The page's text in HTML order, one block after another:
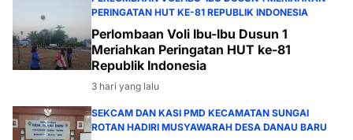
PERINGATAN HUT KE-81 REPUBLIK INDONESIA
Perlombaan Voli Ibu-Ibu Dusun 1
Meriahkan Peringatan HUT ke-81
Republik Indonesia
3 hari yang lalu
SEKCAM DAN KASI PMD KECAMATAN SUNGAI
ROTAN HADIRI MUSYAWARAH DESA DANAU BARU